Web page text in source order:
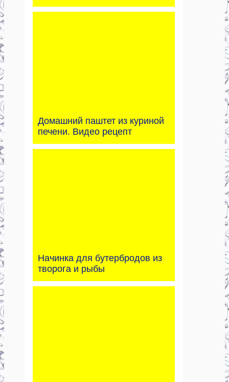
Домашний паштет из куриной
печени. Видео рецепт
Начинка для бутербродов из
творога и рыбы